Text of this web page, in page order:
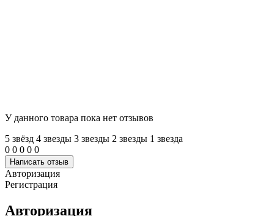
У данного товара пока нет отзывов
5 звёзд 4 звeзды 3 звeзды 2 звeзды 1 звeзда
0 0 0 0 0
Написать отзыв
Авторизация
Регистрация
Авторизация